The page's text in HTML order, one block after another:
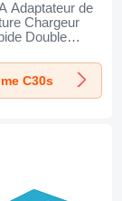
Adaptateur de
Chargeur
Double
pour Realme
Argent
C30s